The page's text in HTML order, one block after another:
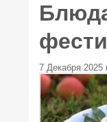
7 Декабря 2025